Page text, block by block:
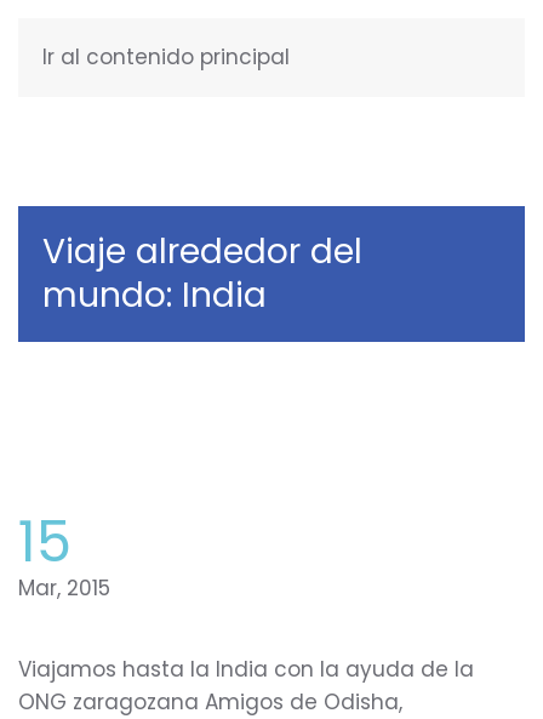
Ir al contenido principal
Viaje alrededor del
mundo: India
15
Mar, 2015
Viajamos hasta la India con la ayuda de la
ONG zaragozana Amigos de Odisha,